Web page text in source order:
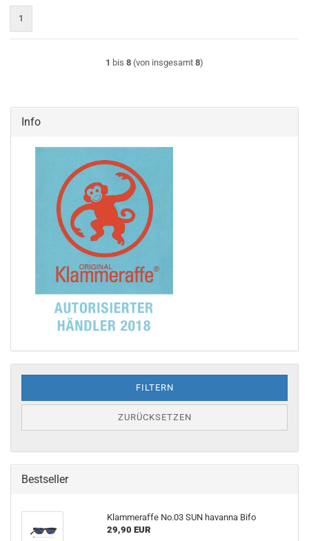
1
1 bis 8 (von insgesamt 8)
Info
FILTERN
ZURÜCKSETZEN
Bestseller
Klammeraffe No.03 SUN havanna Bifo
29,90 EUR